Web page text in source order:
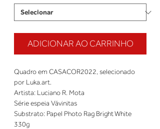
ADICIONAR AO CARRINHO
Quadro em CASACOR2022, selecionado
por Luka.art.
Artista: Luciano R. Mota
Série espeia Vávinitas
Substrato: Papel Photo Rag Bright White
330g